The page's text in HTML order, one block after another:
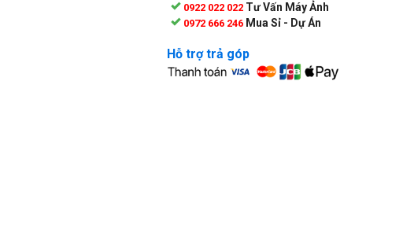
0922 022 022 Tư Vấn Máy Ảnh
0972 666 246 Mua Sỉ - Dự Án
Hỗ trợ trả góp